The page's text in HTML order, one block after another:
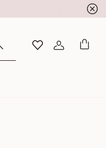
WISHLISTANMELDEN